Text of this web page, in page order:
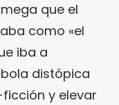
que el
como «el
iba a
distópica
y elevar